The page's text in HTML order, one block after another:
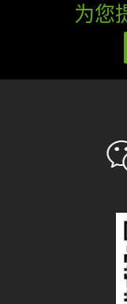
为您